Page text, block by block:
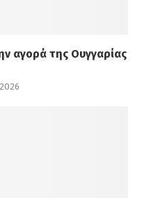
αγορά της Ουγγαρίας